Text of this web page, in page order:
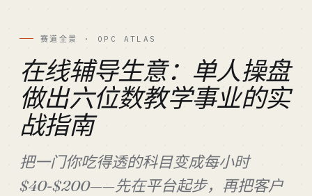
赛道全景 · OPC ATLAS
在线辅导生意：单人操盘
做出六位数教学事业的实
战指南
把一门你吃得透的科目变成每小时
$40-$200——先在平台起步，再把客户